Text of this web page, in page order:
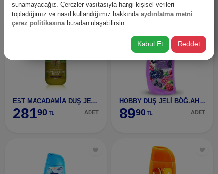
EST MACADAMİA DUŞ JELİ 600 ML
28190 TL ADET
HOBBY DUŞ JELİ BÖĞ.AHU.CANL.MYV 500 ML
8990 TL ADET
sunamayacağız. Çerezler vasıtasıyla hangi kişisel verileri
topladığımız ve nasıl kullandığımız hakkında aydınlatma metni
çerez politikasına buradan ulaşabilirsin.
Kabul Et Reddet